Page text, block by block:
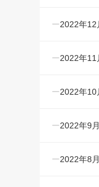
2022年12
2022年11
2022年10
2022年9月
2022年8月